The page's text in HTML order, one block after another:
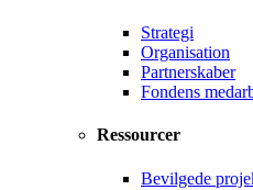
Strategi
Organisation
Partnerskaber
Fondens
Ressourcer
Bevilgede